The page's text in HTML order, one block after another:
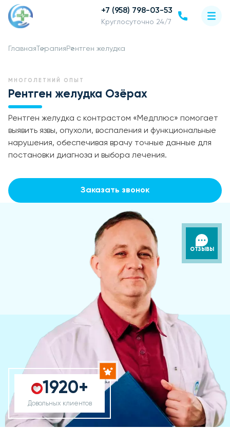
+7 (958) 798-03-53
Круглосуточно 24/7
Главная Терапия Рентген желудка
МНОГОЛЕТНИЙ ОПЫТ
Рентген желудка Озёрах
Рентген желудка с контрастом «Медплюс» помогает
выявить язвы, опухоли, воспаления и функциональные
нарушения, обеспечивая врачу точные данные для
постановки диагноза и выбора лечения.
Заказать звонок
1920+
Довольных клиентов
ОТЗЫВЫ